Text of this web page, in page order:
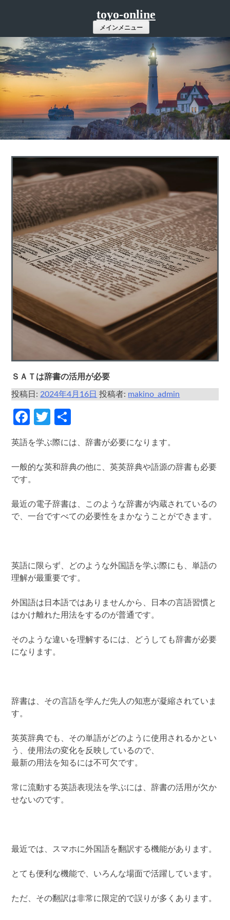
ツ
へ
ス
キ
ッ
プ
toyo-online
メインメニュー
ＳＡＴは辞書の活用が必要
投稿日:2024年4月16日 投稿者: makino_admin
Facebook
Twitter
英語を学ぶ際には、辞書が必要になります。
一般的な英和辞典の他に、英英辞典や語源の辞書も必要
です。
最近の電子辞書は、このような辞書が内蔵されているの
で、一台ですべての必要性をまかなうことができます。
英語に限らず、どのような外国語を学ぶ際にも、単語の
理解が最重要です。
外国語は日本語ではありませんから、日本の言語習慣と
はかけ離れた用法をするのが普通です。
そのような違いを理解するには、どうしても辞書が必要
になります。
辞書は、その言語を学んだ先人の知恵が凝縮されていま
す。
英英辞典でも、その単語がどのように使用されるかとい
う、使用法の変化を反映しているので、
最新の用法を知るには不可欠です。
常に流動する英語表現法を学ぶには、辞書の活用が欠か
せないのです。
最近では、スマホに外国語を翻訳する機能があります。
とても便利な機能で、いろんな場面で活躍しています。
ただ、その翻訳は非常に限定的で誤りが多くあります。